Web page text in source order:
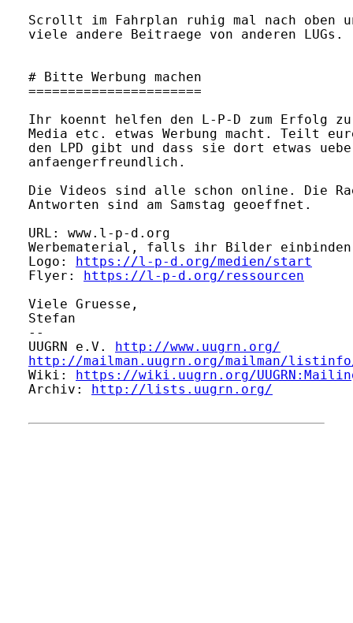
Scrollt im Fahrplan ruhig mal nach oben
viele andere Beitraege von anderen LUGs.
# Bitte Werbung machen
======================
Ihr koennt helfen den L-P-D zum Erfolg
Media etc. etwas Werbung macht. Teilt
den LPD gibt und dass sie dort etwas
anfaengerfreundlich.
Die Videos sind alle schon online. Die
Antworten sind am Samstag geoeffnet.
URL: www.l-p-d.org
Werbematerial, falls ihr Bilder
Logo:
https://l-p-d.org/medien/start
Flyer:
https://l-p-d.org/ressourcen
Viele Gruesse,
Stefan
--
UUGRN e.V.
http://www.uugrn.org/
http://mailman.uugrn.org/mailman/
Wiki:
https://wiki.uugrn.org/
Archiv:
http://lists.uugrn.org/